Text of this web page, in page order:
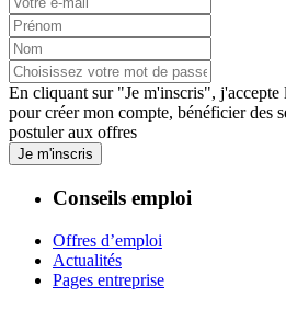
En cliquant sur "Je m'inscris", j'accepte
pour créer mon compte, bénéficier des
postuler aux offres
Je m'inscris
Conseils emploi
Offres d’emploi
Actualités
Pages entreprise